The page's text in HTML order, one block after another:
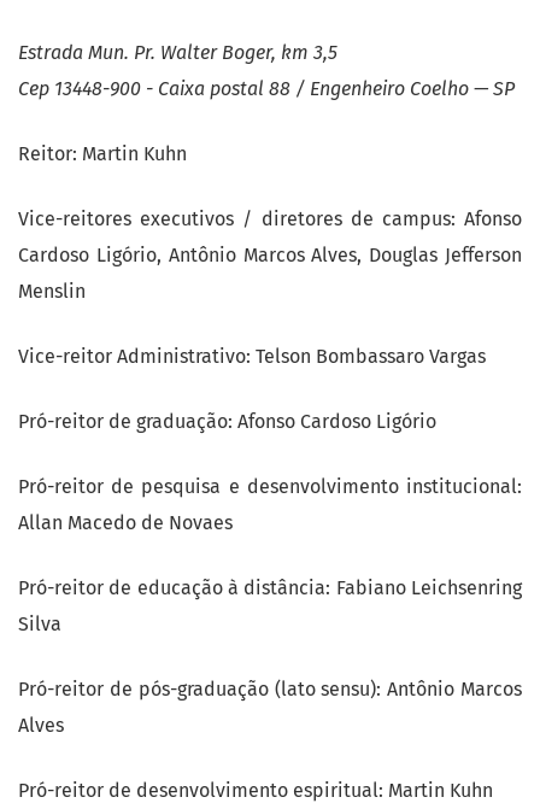
Estrada Mun. Pr. Walter Boger, km 3,5
Cep 13448-900 - Caixa postal 88 / Engenheiro Coelho — SP
Reitor: Martin Kuhn
Vice-reitores executivos / diretores de campus: Afonso
Cardoso Ligório, Antônio Marcos Alves, Douglas Jefferson
Menslin
Vice-reitor Administrativo: Telson Bombassaro Vargas
Pró-reitor de graduação: Afonso Cardoso Ligório
Pró-reitor de pesquisa e desenvolvimento institucional:
Allan Macedo de Novaes
Pró-reitor de educação à distância: Fabiano Leichsenring
Silva
Pró-reitor de pós-graduação (lato sensu): Antônio Marcos
Alves
Pró-reitor de desenvolvimento espiritual: Martin Kuhn